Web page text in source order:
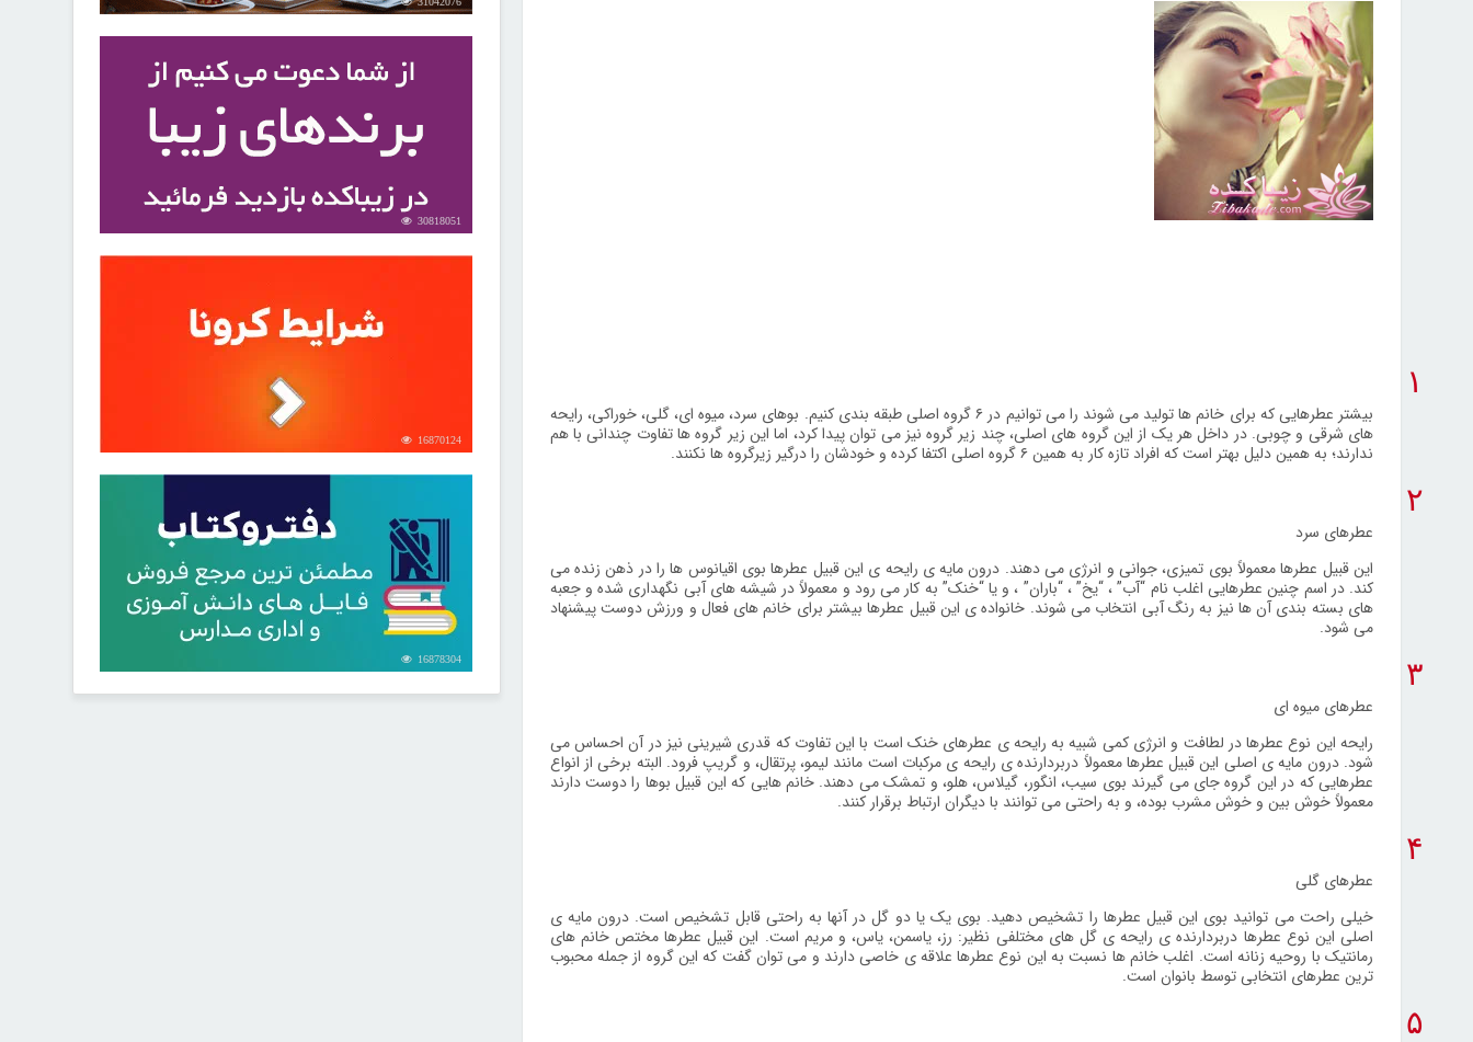
۱
بیشتر عطرهایی که برای خانم ها تولید می شوند را می توانیم در ۶ گروه اصلی طبقه بندی کنیم. بوهای سرد، میوه ای، گلی، خوراکی، رایحه
های شرقی و چوبی. در داخل هر یک از این گروه های اصلی، چند زیر گروه نیز می توان پیدا کرد، اما این زیر گروه ها تفاوت چندانی با هم
ندارند؛ به همین دلیل بهتر است که افراد تازه کار به همین ۶ گروه اصلی اکتفا کرده و خودشان را درگیر زیرگروه ها نکنند.
۲
عطرهای سرد
این قبیل عطرها معمولاً بوی تمیزی، جوانی و انرژی می دهند. درون مایه ی رایحه ی این قبیل عطرها بوی اقیانوس ها را در ذهن زنده می
کند. در اسم چنین عطرهایی اغلب نام “آب” ، “یخ” ، “باران” ، و یا “خنک” به کار می رود و معمولاً در شیشه های آبی نگهداری شده و جعبه
های بسته بندی آن ها نیز به رنگ آبی انتخاب می شوند. خانواده ی این قبیل عطرها بیشتر برای خانم های فعال و ورزش دوست پیشنهاد
می شود.
۳
عطرهای میوه ای
رایحه این نوع عطرها در لطافت و انرژی کمی شبیه به رایحه ی عطرهای خنک است با این تفاوت که قدری شیرینی نیز در آن احساس می
شود. درون مایه ی اصلی این قبیل عطرها معمولاً دربردارنده ی رایحه ی مرکبات است مانند لیمو، پرتقال، و گریپ فرود. البته برخی از انواع
عطرهایی که در این گروه جای می گیرند بوی سیب، انگور، گیلاس، هلو، و تمشک می دهند. خانم هایی که این قبیل بوها را دوست دارند
معمولاً خوش بین و خوش مشرب بوده، و به راحتی می توانند با دیگران ارتباط برقرار کنند.
۴
عطرهای گلی
خیلی راحت می توانید بوی این قبیل عطرها را تشخیص دهید. بوی یک یا دو گل در آنها به راحتی قابل تشخیص است. درون مایه ی
اصلی این نوع عطرها دربردارنده ی رایحه ی گل های مختلفی نظیر: رز، یاسمن، یاس، و مریم است. این قبیل عطرها مختص خانم های
رمانتیک با روحیه زنانه است. اغلب خانم ها نسبت به این نوع عطرها علاقه ی خاصی دارند و می توان گفت که این گروه از جمله محبوب
ترین عطرهای انتخابی توسط بانوان است.
۵
30818051
16870124
16878304